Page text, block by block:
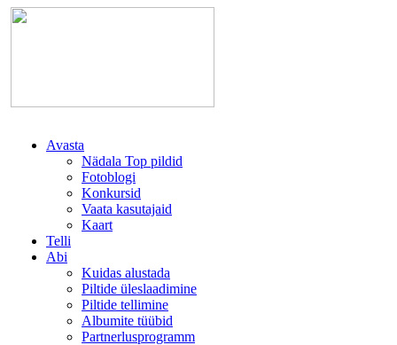
Avasta
Nädala Top pildid
Fotoblogi
Konkursid
Vaata kasutajaid
Kaart
Telli
Abi
Kuidas alustada
Piltide üleslaadimine
Piltide tellimine
Albumite tüübid
Partnerlusprogramm